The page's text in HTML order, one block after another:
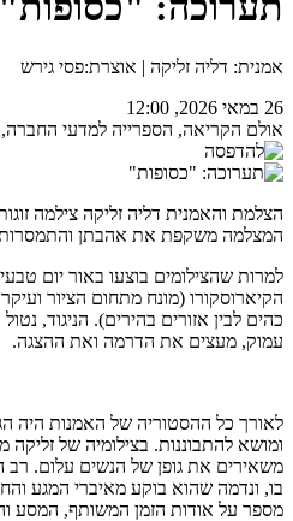
אמנית: דליה זליקה | אוצרת:פסי גירש
26 במאי 2026, 12:00
אולם הקריאה, הספרייה למדעי החברה,
הצלמת והאמנית דליה זליקה צילמה
המצלמה משקפת את אהבתן
למרות שהצילומים בוצעו באור יום
הקיארוסקורו (מונח מתחום הציור
כהים לבין אזורים בהירים). הניגוד,
עמוק, מעצים את הדרמה ואת ההצגה.
לאורך כל ההסטוריה של האמנות היה
ומושא להתבוננות. בצילומיה של
משאירים את גופן של הנשים עלום. רב
בו, ונדמה שהוא בוקע מאיברי המגע
מספר על אודות הזמן המשותף, המסע